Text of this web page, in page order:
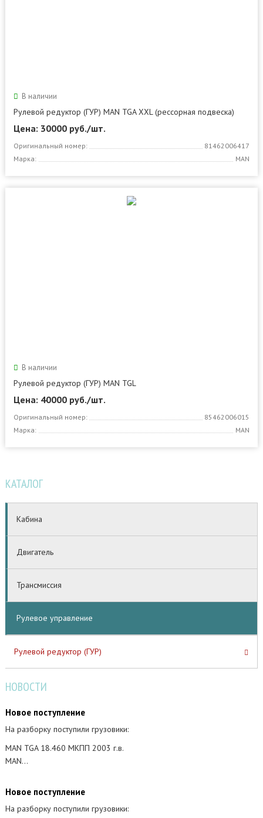
В наличии
Рулевой редуктор (ГУР) MAN TGA XXL (рессорная подвеска)
Цена: 30000 руб./шт.
Оригинальный номер:
81462006417
Марка:
MAN
В наличии
Рулевой редуктор (ГУР) MAN TGL
Цена: 40000 руб./шт.
Оригинальный номер:
85462006015
Марка:
MAN
КАТАЛОГ
Кабина
Двигатель
Трансмиссия
Рулевое управление
Рулевой редуктор (ГУР)
НОВОСТИ
Новое поступление
На разборку поступили грузовики:
MAN TGA 18.460 МКПП 2003 г.в.
MAN…
Новое поступление
На разборку поступили грузовики: